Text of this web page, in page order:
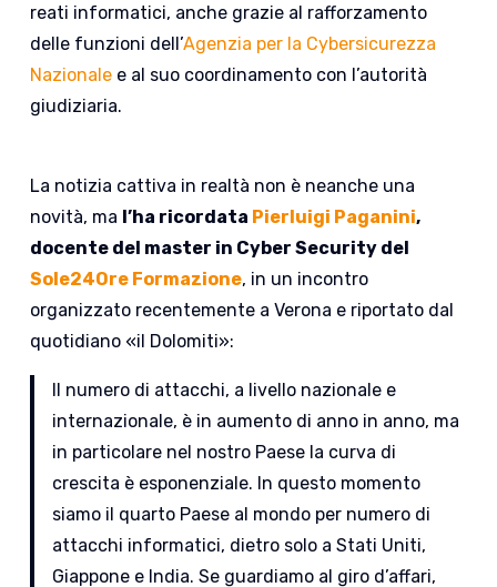
reati informatici, anche grazie al rafforzamento
delle funzioni dell’Agenzia per la Cybersicurezza
Nazionale e al suo coordinamento con l’autorità
giudiziaria.
La notizia cattiva in realtà non è neanche una
novità, ma l’ha ricordata Pierluigi Paganini,
docente del master in Cyber Security del
Sole24Ore Formazione, in un incontro
organizzato recentemente a Verona e riportato dal
quotidiano «il Dolomiti»:
Il numero di attacchi, a livello nazionale e
internazionale, è in aumento di anno in anno, ma
in particolare nel nostro Paese la curva di
crescita è esponenziale. In questo momento
siamo il quarto Paese al mondo per numero di
attacchi informatici, dietro solo a Stati Uniti,
Giappone e India. Se guardiamo al giro d’affari,